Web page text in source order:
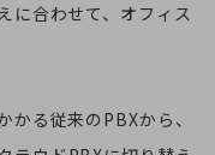
に合わせて、オフィス
る従来のPBXから、